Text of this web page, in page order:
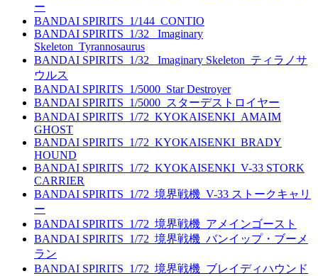
ー
BANDAI SPIRITS_1/144_CONTIO
BANDAI SPIRITS_1/32_ Imaginary
Skeleton_Tyrannosaurus
BANDAI SPIRITS_1/32_ Imaginary Skeleton_ティラノサ
ウルス
BANDAI SPIRITS_1/5000_Star Destroyer
BANDAI SPIRITS_1/5000_スターデストロイヤー
BANDAI SPIRITS_1/72_KYOKAISENKI_AMAIM
GHOST
BANDAI SPIRITS_1/72_KYOKAISENKI_BRADY
HOUND
BANDAI SPIRITS_1/72_KYOKAISENKI_V-33 STORK
CARRIER
BANDAI SPIRITS_1/72_境界戦機_V-33 ストークキャリ
ー
BANDAI SPIRITS_1/72_境界戦機_アメインゴースト
BANDAI SPIRITS_1/72_境界戦機_バンイップ・ブーメ
ラン
BANDAI SPIRITS_1/72_境界戦機_ブレイディハウンド